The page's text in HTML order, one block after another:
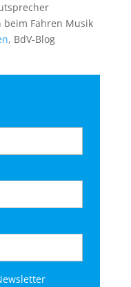
Fahren Musik
, BdV-Blog